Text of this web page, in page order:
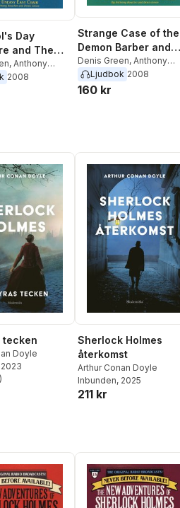
Day
and The
of
Easy Chair
, Anthony
2008
Strange Case of the
Demon Barber and
The Mystery of the
Headless Monk
Denis Green, Anthony
Boucher
Ljudbok 2008
160 kr
tecken
Doyle
2023
Totalt antal röster:
)
Sherlock Holmes
återkomst
Arthur Conan Doyle
Inbunden, 2025
211 kr